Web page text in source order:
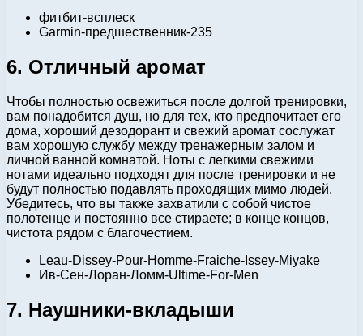
фитбит-всплеск
Garmin-предшественник-235
6. Отличный аромат
Чтобы полностью освежиться после долгой тренировки,
вам понадобится душ, но для тех, кто предпочитает его
дома, хороший дезодорант и свежий аромат сослужат
вам хорошую службу между тренажерным залом и
личной ванной комнатой. Ноты с легкими свежими
нотами идеально подходят для после тренировки и не
будут полностью подавлять проходящих мимо людей.
Убедитесь, что вы также захватили с собой чистое
полотенце и постоянно все стираете; в конце концов,
чистота рядом с благочестием.
Leau-Dissey-Pour-Homme-Fraiche-Issey-Miyake
Ив-Сен-Лоран-Ломм-Ultime-For-Men
7. Наушники-вкладыши